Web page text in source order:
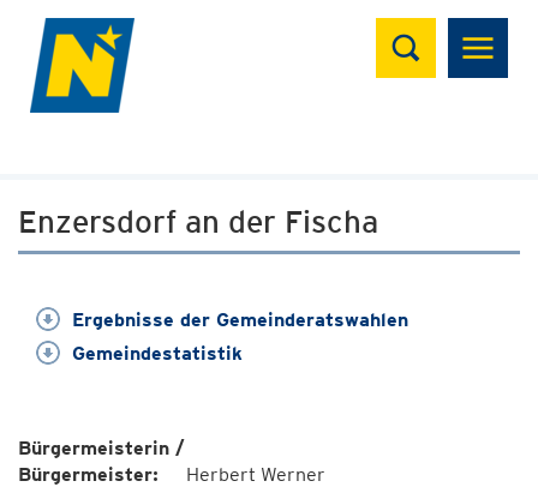
Suchen
Enzersdorf an der Fischa
Ergebnisse der Gemeinderatswahlen
Gemeindestatistik
Bürgermeisterin /
Bürgermeister:
Herbert Werner